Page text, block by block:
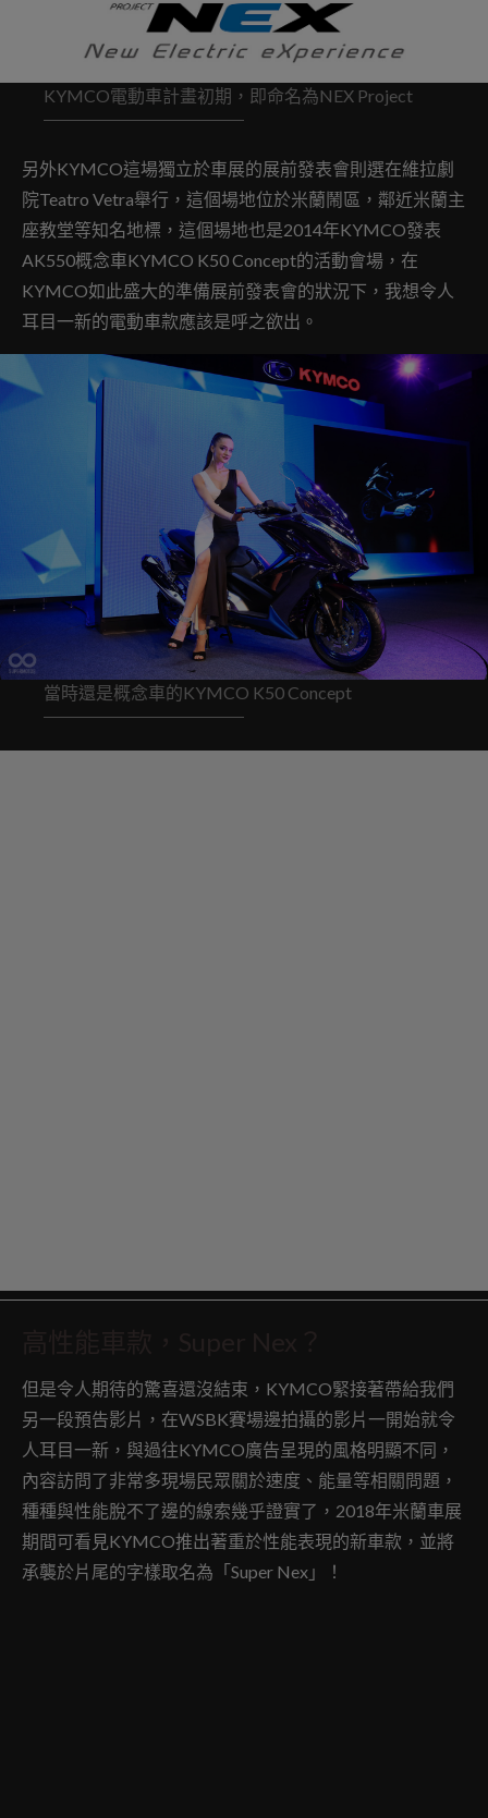
KYMCO電動車計畫初期，即命名為NEX Project
另外KYMCO這場獨立於車展的展前發表會則選在維拉劇
院Teatro Vetra舉行，這個場地位於米蘭鬧區，鄰近米蘭主
座教堂等知名地標，這個場地也是2014年KYMCO發表
AK550概念車KYMCO K50 Concept的活動會場，在
KYMCO如此盛大的準備展前發表會的狀況下，我想令人
耳目一新的電動車款應該是呼之欲出。
當時還是概念車的KYMCO K50 Concept
但是令人期待的驚喜還沒結束，KYMCO緊接著帶給我們
另一段預告影片，在WSBK賽場邊拍攝的影片一開始就令
人耳目一新，與過往KYMCO廣告呈現的風格明顯不同，
內容訪問了非常多現場民眾關於速度、能量等相關問題，
種種與性能脫不了邊的線索幾乎證實了，2018年米蘭車展
期間可看見KYMCO推出著重於性能表現的新車款，並將
承襲於片尾的字樣取名為「Super Nex」！